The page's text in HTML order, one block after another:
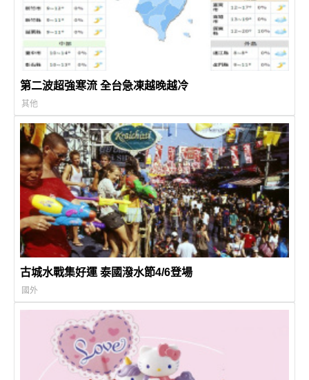
第二波超強寒流 全台急凍越晚越冷
其他
古城水戰集好運 泰國潑水節4/6登場
國外